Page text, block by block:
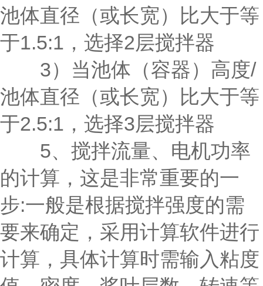
池体直径（或长宽）比大于等
于1.5:1，选择2层搅拌器
3）当池体（容器）高度/
池体直径（或长宽）比大于等
于2.5:1，选择3层搅拌器
5、搅拌流量、电机功率
的计算，这是非常重要的一
步:一般是根据搅拌强度的需
要来确定，采用计算软件进行
计算，具体计算时需输入粘度